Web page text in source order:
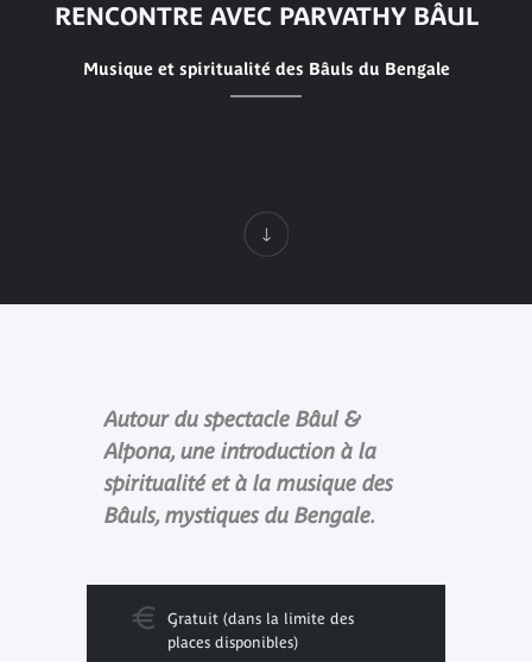
RENCONTRE AVEC PARVATHY BÂUL
Musique et spiritualité des Bâuls du Bengale
Autour du spectacle Bâul &
Alpona, une introduction à la
spiritualité et à la musique des
Bâuls, mystiques du Bengale.
Gratuit (dans la limite des
places disponibles)